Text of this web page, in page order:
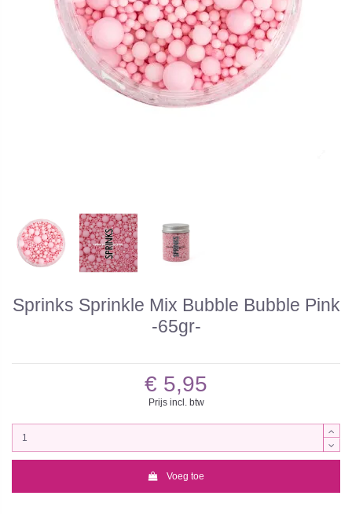
Sprinks Sprinkle Mix Bubble Bubble Pink
-65gr-
€ 5,95
Prijs incl. btw
Voeg toe